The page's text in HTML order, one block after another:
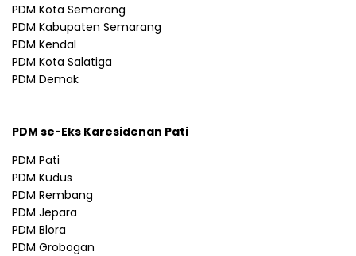
PDM Kota Semarang
PDM Kabupaten Semarang
PDM Kendal
PDM Kota Salatiga
PDM Demak
PDM se-Eks Karesidenan Pati
PDM Pati
PDM Kudus
PDM Rembang
PDM Jepara
PDM Blora
PDM Grobogan